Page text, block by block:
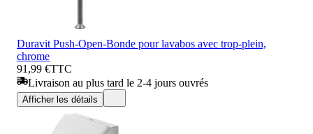
Duravit Push-Open-Bonde pour lavabos avec trop-plein,
chrome
91,99 €TTC
Livraison au plus tard le 2-4 jours ouvrés
Afficher les détails